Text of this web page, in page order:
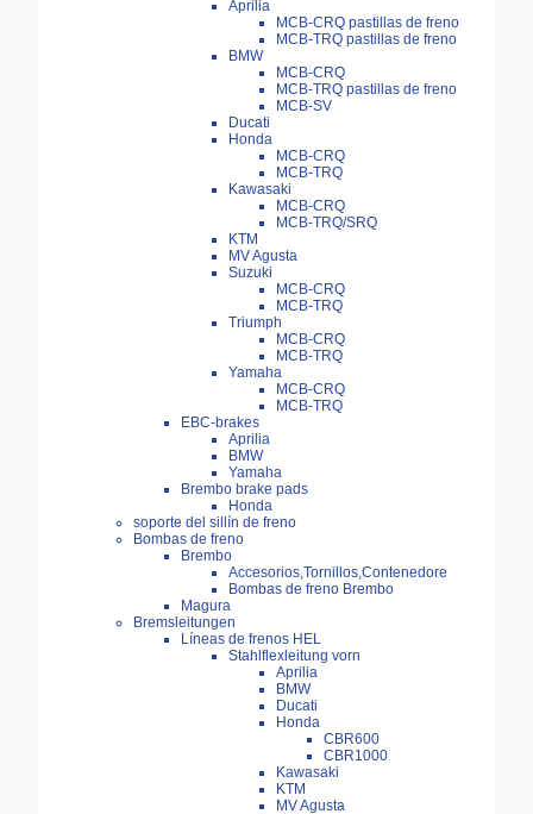
Aprilia
MCB-CRQ pastillas de freno
MCB-TRQ pastillas de freno
BMW
MCB-CRQ
MCB-TRQ pastillas de freno
MCB-SV
Ducati
Honda
MCB-CRQ
MCB-TRQ
Kawasaki
MCB-CRQ
MCB-TRQ/SRQ
KTM
MV Agusta
Suzuki
MCB-CRQ
MCB-TRQ
Triumph
MCB-CRQ
MCB-TRQ
Yamaha
MCB-CRQ
MCB-TRQ
EBC-brakes
Aprilia
BMW
Yamaha
Brembo brake pads
Honda
soporte del sillín de freno
Bombas de freno
Brembo
Accesorios,Tornillos,Contenedore
Bombas de freno Brembo
Magura
Bremsleitungen
Líneas de frenos HEL
Stahlflexleitung vorn
Aprilia
BMW
Ducati
Honda
CBR600
CBR1000
Kawasaki
KTM
MV Agusta